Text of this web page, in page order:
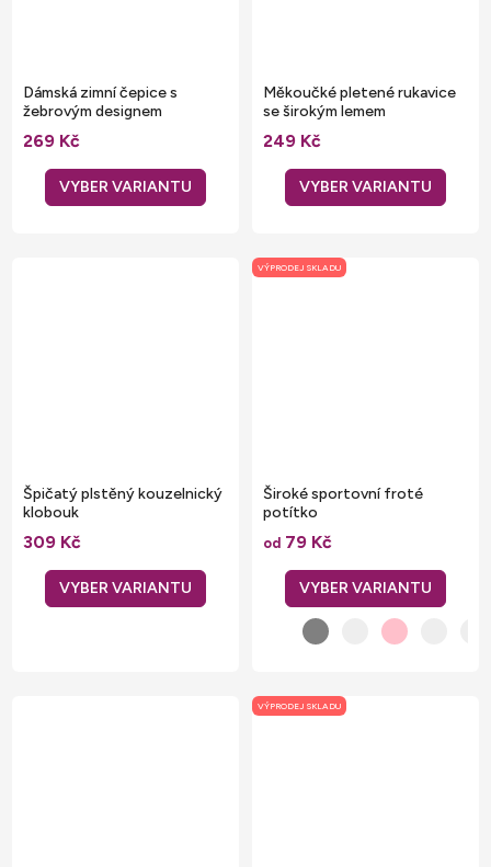
Dámská zimní čepice s
žebrovým designem
269 Kč
Měkoučké pletené rukavice
se širokým lemem
249 Kč
Špičatý plstěný kouzelnický
klobouk
309 Kč
VÝPRODEJ SKLADU
Široké sportovní froté
potítko
od 79 Kč
VÝPRODEJ SKLADU